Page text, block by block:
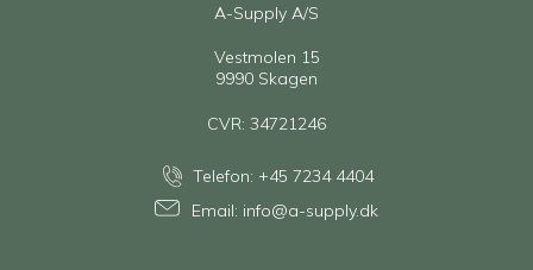
A-Supply A/S
Vestmolen 15
9990 Skagen
CVR: 34721246
Telefon: +45 7234 4404
Email: info@a-supply.dk